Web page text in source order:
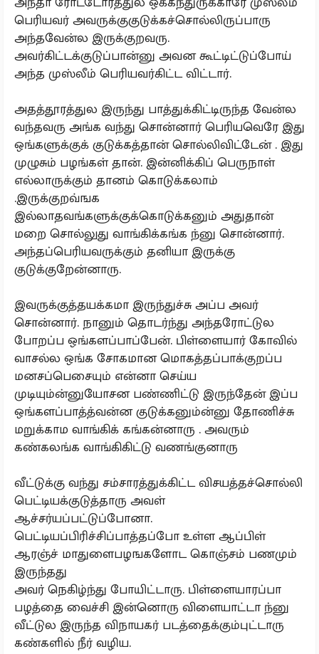
பெரியவர் அவருக்குகுடுக்கச்சொல்லிருப்பாரு
அந்தவேன்ல இருக்குறவரு.
அவர்கிட்டக்குடுப்பான்னு அவன கூட்டிட்டுப்போய்
அந்த முஸ்லீம் பெரியவர்கிட்ட விட்டார்.
அதத்தூரத்துல இருந்து பாத்துக்கிட்டிருந்த வேன்ல
வந்தவரு அங்க வந்து சொன்னார் பெரியவெரே இது
ஒங்களுக்குக் குடுக்கத்தான் சொல்லிவிட்டேன் . இது
முழுசும் பழங்கள் தான். இன்னிக்கிப் பெருநாள்
எல்லாருக்கும் தானம் கொடுக்கலாம்
.இருக்குறவ்ஙக
இல்லாதவங்களுக்குக்கொடுக்கனும் அதுதான்
மறை சொல்லுது வாங்கிக்கங்க ந்னு சொன்னார்.
அந்தப்பெரியவருக்கும் தனியா இருக்கு
குடுக்குறேன்னாரு.
இவருக்குத்தயக்கமா இருந்துச்சு அப்ப அவர்
சொன்னார். நானும் தொடர்ந்து அந்தரோட்டுல
போறப்ப ஒங்களப்பாப்பேன். பிள்ளையார் கோவில்
வாசல்ல ஒங்க சோகமான மொகத்தப்பாக்குறப்ப
மனசப்பெசையும் என்னா செய்ய
முடியும்ன்னுயோசன பண்ணிட்டு இருந்தேன் இப்ப
ஒங்களப்பாத்த்வன்ன குடுக்கனும்ன்னு தோணிச்சு
மறுக்காம வாங்கிக் கங்கன்னாரு . அவரும்
கண்கலங்க வாங்கிகிட்டு வணங்குனாரு
வீட்டுக்கு வந்து சம்சாரத்துக்கிட்ட விசயத்தச்சொல்லி
பெட்டியக்குடுத்தாரு அவள்
ஆச்சர்யப்பட்டுப்போனா.
பெட்டியப்பிரிச்சிப்பாத்தப்போ உள்ள ஆப்பிள்
ஆரஞ்ச் மாதுளைபழஙகளோட கொஞ்சம் பணமும்
இருந்தது
அவர் நெகிழ்ந்து போயிட்டாரு. பிள்ளையாரப்பா
பழத்தை வைச்சி இன்னொரு விளையாட்டா ந்னு
வீட்டுல இருந்த விநாயகர் படத்தைக்கும்புட்டாரு
கண்களில் நீர் வழிய.